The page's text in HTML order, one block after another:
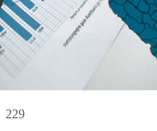
229